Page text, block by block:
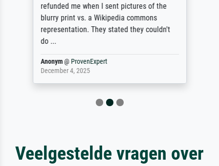
refunded me when I sent pictures of the
blurry print vs. a Wikipedia commons
representation. They stated they couldn't
do ...
Anonym@ ProvenExpert
December 4, 2025
Veelgestelde vragen over